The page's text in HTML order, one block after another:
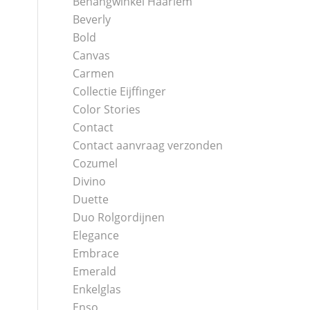
Beverly
Bold
Canvas
Carmen
Collectie Eijffinger
Color Stories
Contact
Contact aanvraag verzonden
Cozumel
Divino
Duette
Duo Rolgordijnen
Elegance
Embrace
Emerald
Enkelglas